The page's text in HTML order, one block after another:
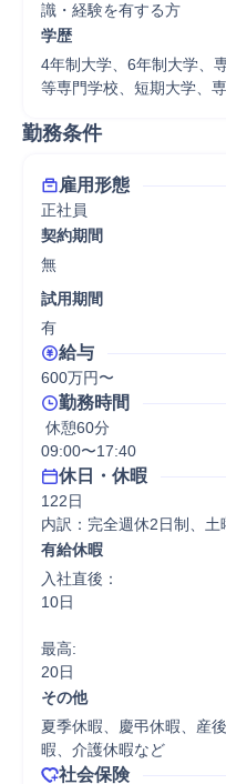
識・経験を有する方
学歴
4年制大学、6年制大学、
等専門学校、短期大学、
勤務条件
雇用形態
正社員
契約期間
無
試用期間
有
給与
600万円〜
勤務時間
休憩60分
09:00〜17:40
休日・休暇
122日
内訳：完全週休2日制、土
有給休暇
入社直後：
10日
最高:
20日
その他
夏季休暇、慶弔休暇、産
暇、介護休暇など
社会保険